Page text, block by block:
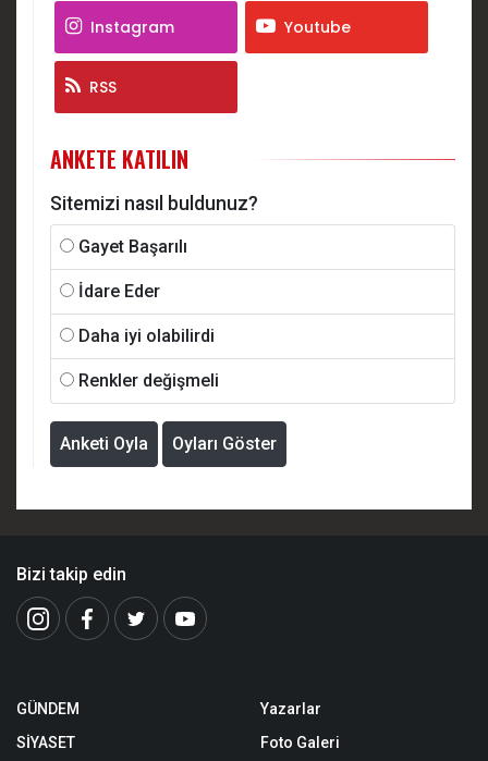
Instagram Youtube
RSS
ANKETE KATILIN
Sitemizi nasıl buldunuz?
Gayet Başarılı
İdare Eder
Daha iyi olabilirdi
Renkler değişmeli
Anketi Oyla Oyları Göster
Bizi takip edin
GÜNDEM
SİYASET
Yazarlar
Foto Galeri